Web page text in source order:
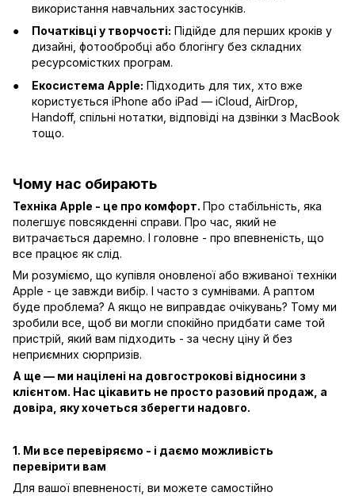
використання навчальних застосунків.
Початківці у творчості: Підійде для перших кроків у
дизайні, фотообробці або блогінгу без складних
ресурсомістких програм.
Екосистема Apple: Підходить для тих, хто вже
користується iPhone або iPad — iCloud, AirDrop,
Handoff, спільні нотатки, відповіді на дзвінки з MacBook
тощо.
Чому нас обирають
Техніка Apple - це про комфорт. Про стабільність, яка
полегшує повсякденні справи. Про час, який не
витрачається даремно. І головне - про впевненість, що
все працює як слід.
Ми розуміємо, що купівля оновленої або вживаної техніки
Apple - це завжди вибір. І часто з сумнівами. А раптом
буде проблема? А якщо не виправдає очікувань? Тому ми
зробили все, щоб ви могли спокійно придбати саме той
пристрій, який вам підходить - за чесну ціну й без
неприємних сюрпризів.
А ще — ми націлені на довгострокові відносини з
клієнтом. Нас цікавить не просто разовий продаж, а
довіра, яку хочеться зберегти надовго.
1. Ми все перевіряємо - і даємо можливість
перевірити вам
Для вашої впевненості, ви можете самостійно